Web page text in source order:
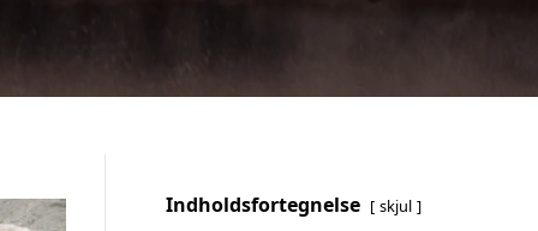
Indholdsfortegnelse skjul